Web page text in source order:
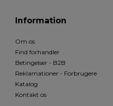
Information
Om os
Find forhandler
Betingelser - B2B
Reklamationer - Forbrugere
Katalog
Kontakt os